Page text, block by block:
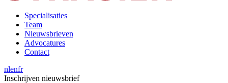
Specialisaties
Team
Nieuwsbrieven
Advocatures
Contact
nlenfr
Inschrijven nieuwsbrief